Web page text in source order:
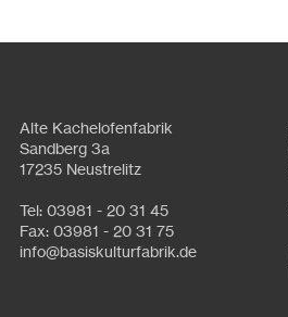
Alte Kachelofenfabrik
Sandberg 3a
17235 Neustrelitz
Tel: 03981 - 20 31 45
Fax: 03981 - 20 31 75
info@basiskulturfabrik.de